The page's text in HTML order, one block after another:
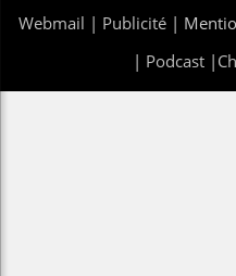
Webmail | Publicité |
| Podcast|